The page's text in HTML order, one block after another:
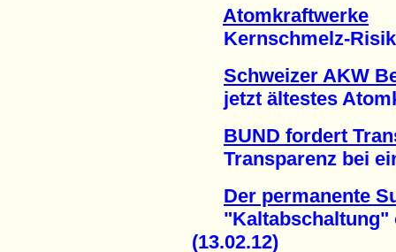
Atomkraftwerke
Kernschmelz-
Schweizer AKW
jetzt ältestes
BUND fordert
Transparenz bei
Der permanente
"Kaltabschaltung"
(13.02.12)